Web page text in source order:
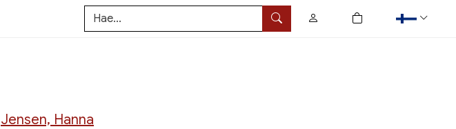
Hae
0
tuotetta ostoskorissa
Jensen, Hanna